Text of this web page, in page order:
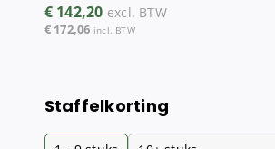
Maandverband- &
€142,20 excl. BTW
€172,06 incl. BTW
Staffelkorting